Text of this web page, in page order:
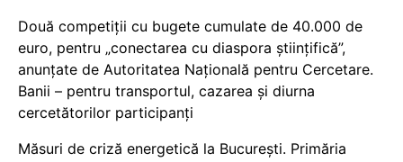
Două competiții cu bugete cumulate de 40.000 de
euro, pentru „conectarea cu diaspora științifică”,
anunțate de Autoritatea Națională pentru Cercetare.
Banii – pentru transportul, cazarea și diurna
cercetătorilor participanți
Măsuri de criză energetică la București. Primăria